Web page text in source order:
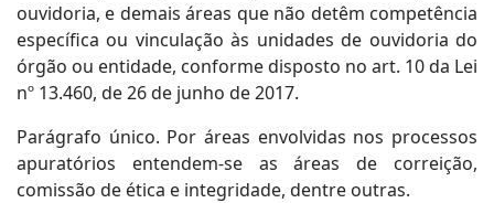
ouvidoria, e demais áreas que não detêm competência
específica ou vinculação às unidades de ouvidoria do
órgão ou entidade, conforme disposto no art. 10 da Lei
nº 13.460, de 26 de junho de 2017.
Parágrafo único. Por áreas envolvidas nos processos
apuratórios entendem-se as áreas de correição,
comissão de ética e integridade, dentre outras.